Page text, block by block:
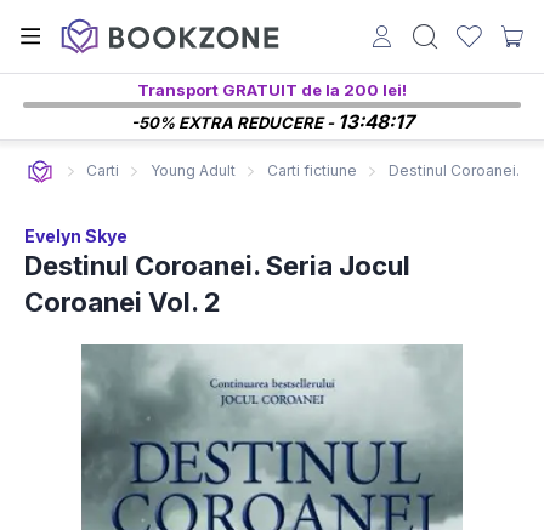
Transport GRATUIT de la 200 lei!
-50% EXTRA REDUCERE - 13:48:16
Carti Young Adult Carti fictiune Destinul Coroanei.
Evelyn Skye
Destinul Coroanei. Seria Jocul
Coroanei Vol. 2